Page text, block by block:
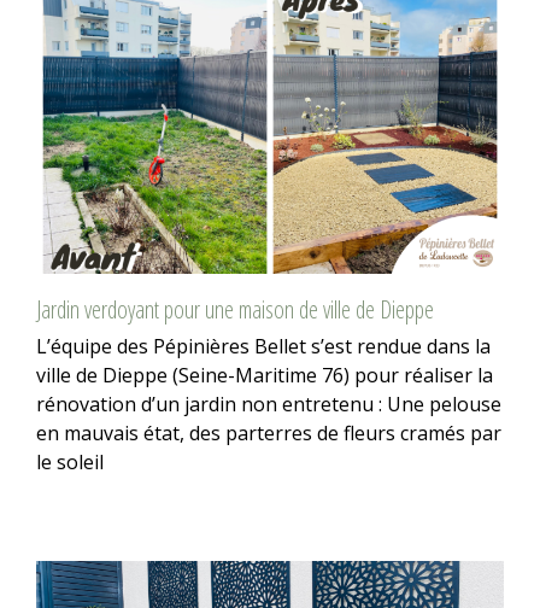
Jardin verdoyant pour une maison de ville de Dieppe
L’équipe des Pépinières Bellet s’est rendue dans la
ville de Dieppe (Seine-Maritime 76) pour réaliser la
rénovation d’un jardin non entretenu : Une pelouse
en mauvais état, des parterres de fleurs cramés par
le soleil